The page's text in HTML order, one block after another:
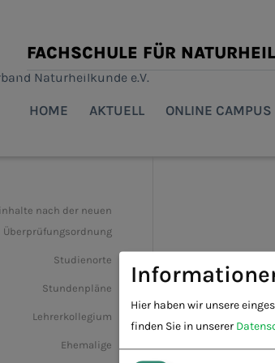
FACHSCHULE FÜR
HOME AKTUELL ONLINE CAMPUS
nach der neuen
Überprüfungsordnung
Studienorte
Stundenpläne
Lehrerkollegium
Ehemalige
Hier haben wir unsere
finden Sie in unserer